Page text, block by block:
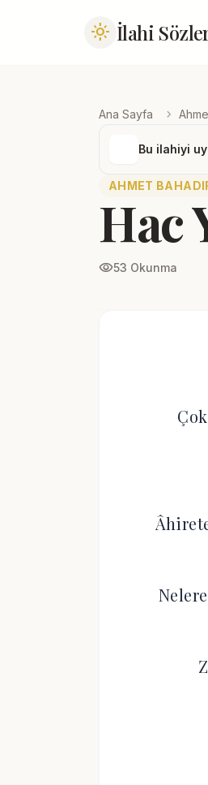
light_mode İlahi
Ana Sayfa chevron_right
Bu ilahiyi
AHMET
Hac
visibility53 Okunma